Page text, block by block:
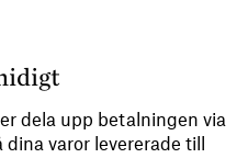
dela upp betalningen via
varor levererade till